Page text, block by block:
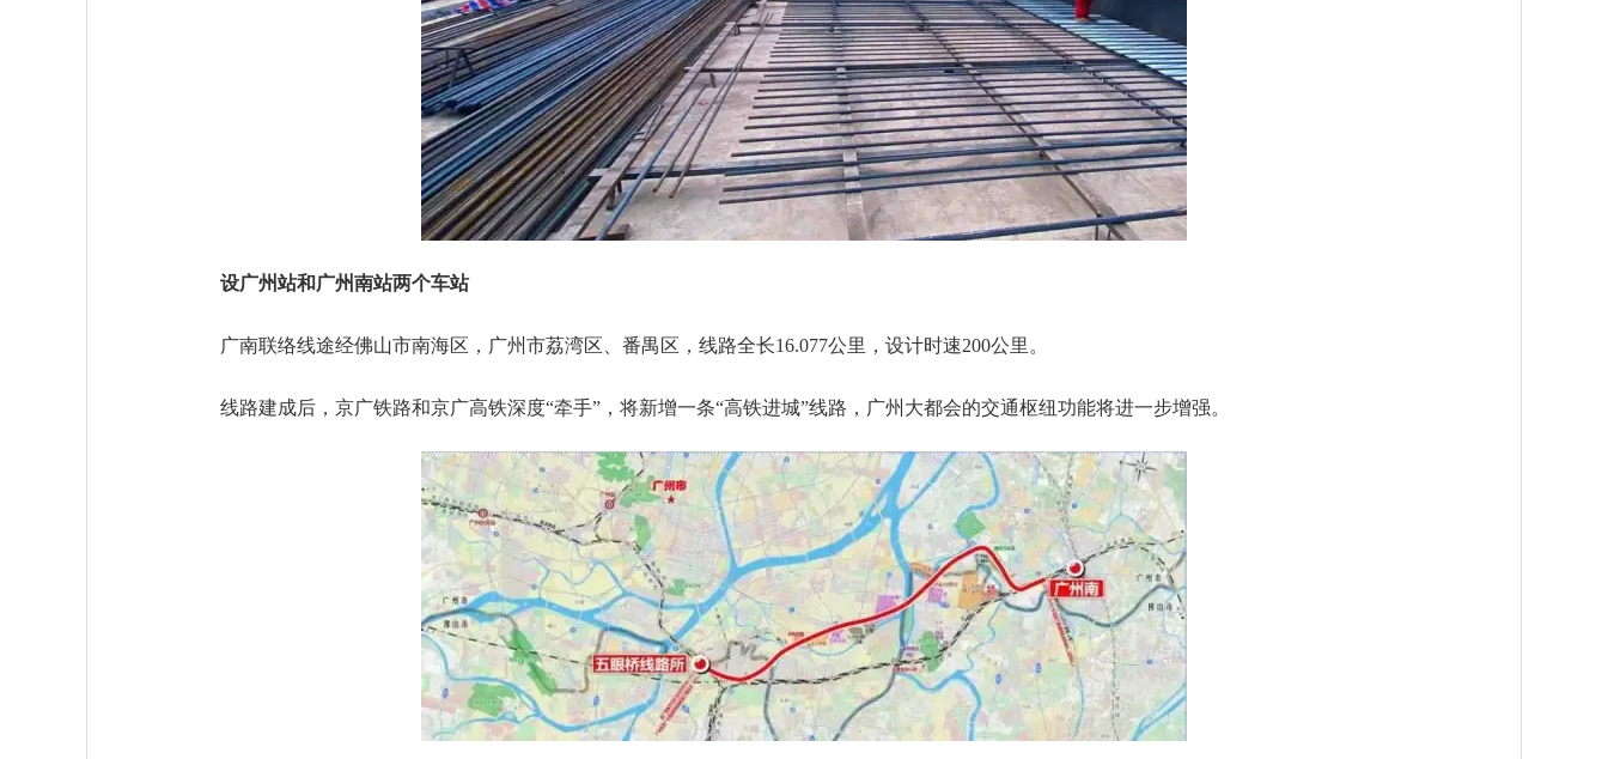
设广州站和广州南站两个车站
广南联络线途经佛山市南海区，广州市荔湾区、番禺区，线路全长16.077公里，设计时速200公里。
线路建成后，京广铁路和京广高铁深度“牵手”，将新增一条“高铁进城”线路，广州大都会的交通枢纽功能将进一步增强。